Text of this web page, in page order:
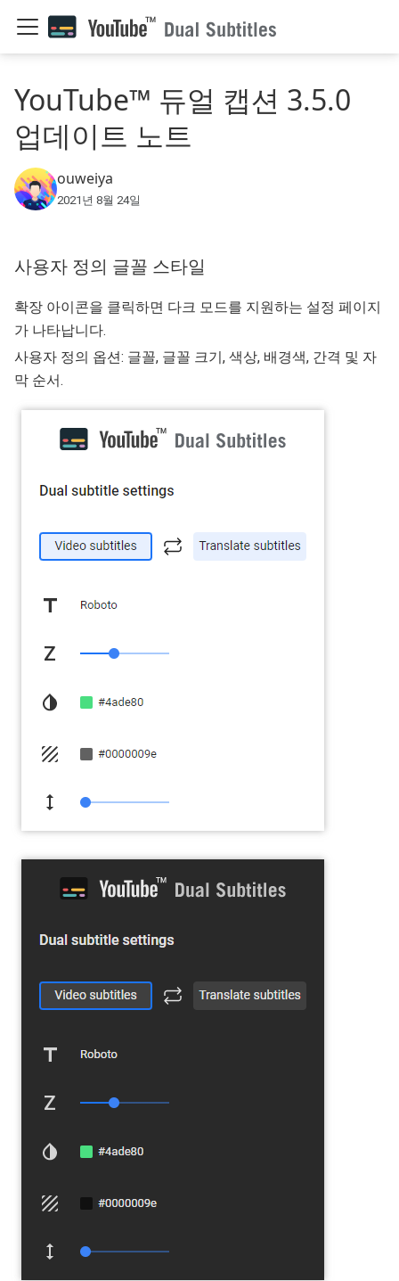
YouTube™ 듀얼 캡션 3.5.0
업데이트 노트
ouweiya
2021년 8월 24일
사용자 정의 글꼴 스타일
확장 아이콘을 클릭하면 다크 모드를 지원하는 설정 페이지
가 나타납니다.
사용자 정의 옵션: 글꼴, 글꼴 크기, 색상, 배경색, 간격 및 자
막 순서.